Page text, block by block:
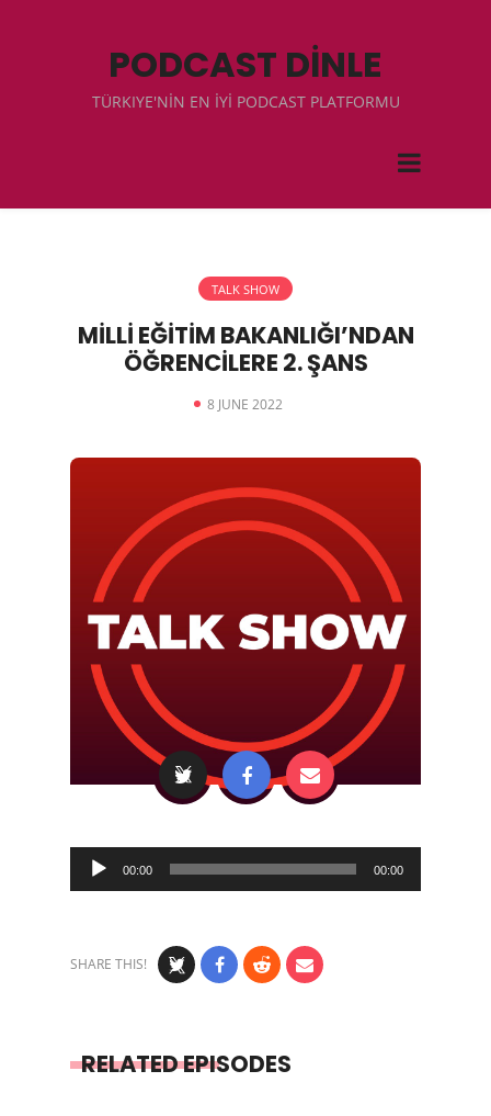
PODCAST DİNLE
TÜRKIYE'NİN EN İYİ PODCAST PLATFORMU
TALK SHOW
MİLLİ EĞİTİM BAKANLIĞI’NDAN
ÖĞRENCİLERE 2. ŞANS
8 JUNE 2022
Audio
Player
00:00 00:00
SHARE THIS!
RELATED EPISODES